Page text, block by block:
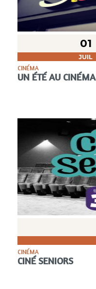
01
JUIL
CINÉMA
UN ÉTÉ AU CINÉMA
CINÉMA
CINÉ SENIORS